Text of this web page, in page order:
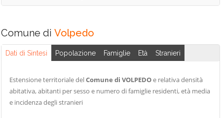
Bosio
Brignano-
Frascata
Camagna
Monferrato
Camino
Malvicino
Masio
Melazzo
Mirabello
Monferrato
Monferrato
Curone
Sant'Agata Fossili
Comune di Volpedo
Dati di Sintesi Popolazione Famiglie Età Stranieri
Estensione territoriale delComune di VOLPEDOe relativa densità
abitativa, abitanti per sesso e numero di famiglie residenti, età media
e incidenza degli stranieri